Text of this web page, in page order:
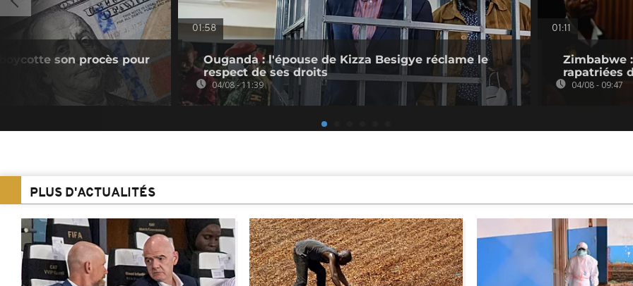
son procès pour
01:58
Ouganda : l'épouse de Kizza Besigye réclame le
respect de ses droits
04/08 - 11:39
01:11
Zimbabwe
rapatriées
04/08 - 09:47
PLUS D'ACTUALITÉS